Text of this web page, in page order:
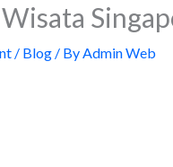
/ Blog/ ByAdmin Web